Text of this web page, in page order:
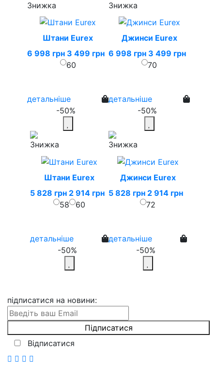
Штани Eurex
6 998 грн 3 499 грн
60
детальніше
-50%
Джинси Eurex
6 998 грн 3 499 грн
70
детальніше
-50%
Штани Eurex
5 828 грн 2 914 грн
58
60
детальніше
-50%
Джинси Eurex
5 828 грн 2 914 грн
72
детальніше
-50%
підписатися на новини:
Відписатися